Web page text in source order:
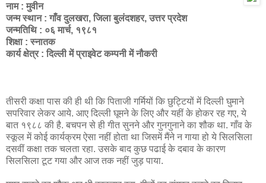
नाम : मुवीन
जन्म स्थान : गाँव दुलखरा, जिला बुलंदशहर, उत्तर प्रदेश
जन्मतिथि : ०६ मार्च, १९८१
शिक्षा : स्नातक
कार्य क्षेत्र : दिल्ली में प्राइवेट कम्पनी में नौकरी
तीसरी कक्षा पास की ही थी कि पिताजी गर्मियों कि छुट्टियों में दिल्ली घुमाने
सपरिवार लेकर आये. आए दिल्ली घूमने के लिए और यहीं के होकर रह गए, ये
बात १९८८ की है. बचपन से ही गीत सुनने और गुनगुनाने का शौक था. गाँव के
स्कूल में कोई कार्यक्रम ऐसा नहीं होता था जिसमें मैंने न गाया हो ये सिलसिला
दसवीं कक्षा तक चलता रहा. उसके बाद कुछ पढाई के दबाव के कारण
सिलसिला टूट गया और आज तक नहीं जुड़ पाया.